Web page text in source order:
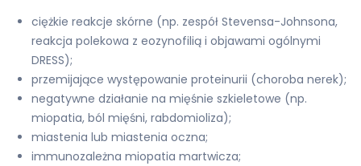
ciężkie reakcje skórne (np. zespół Stevensa-Johnsona,
reakcja polekowa z eozynofilią i objawami ogólnymi
DRESS);
przemijające występowanie proteinurii (choroba nerek);
negatywne działanie na mięśnie szkieletowe (np.
miopatia, ból mięśni, rabdomioliza);
miastenia lub miastenia oczna;
immunozależna miopatia martwicza;